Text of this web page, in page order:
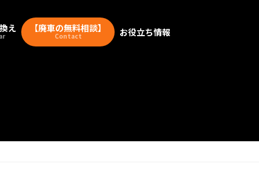
え 【廃車の無料相談】
Contact お役立ち情報